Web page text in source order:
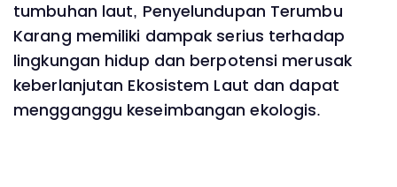
tumbuhan laut, Penyelundupan Terumbu
Karang memiliki dampak serius terhadap
lingkungan hidup dan berpotensi merusak
keberlanjutan Ekosistem Laut dan dapat
mengganggu keseimbangan ekologis.